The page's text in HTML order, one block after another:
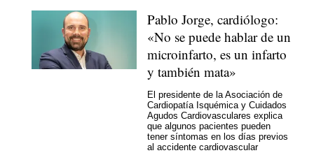
Pablo Jorge, cardiólogo:
«No se puede hablar de un
microinfarto, es un infarto
y también mata»
El presidente de la Asociación de
Cardiopatía Isquémica y Cuidados
Agudos Cardiovasculares explica
que algunos pacientes pueden
tener síntomas en los días previos
al accidente cardiovascular